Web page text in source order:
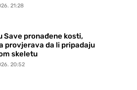
21:28
Save pronađene kosti,
provjerava da li pripadaju
skeletu
20:52